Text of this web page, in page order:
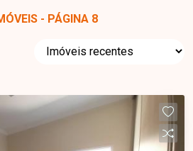
- PÁGINA 8